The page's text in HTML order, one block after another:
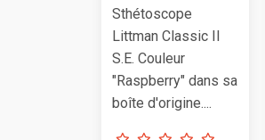
Sthétoscope
Littman Classic II
S.E. Couleur
"Raspberry" dans sa
boîte d'origine....